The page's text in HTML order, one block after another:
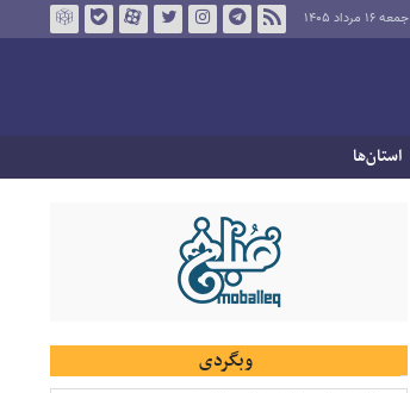
جمعه ۱۶ مرداد ۱۴۰۵
استان‌ها
وبگردی